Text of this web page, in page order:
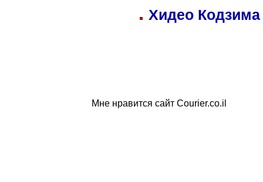
Хидео
Мне нравится сайт Courier.co.il